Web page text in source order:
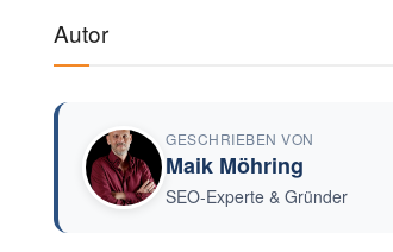
Autor
GESCHRIEBEN VON
Maik Möhring
SEO-Experte & Gründer